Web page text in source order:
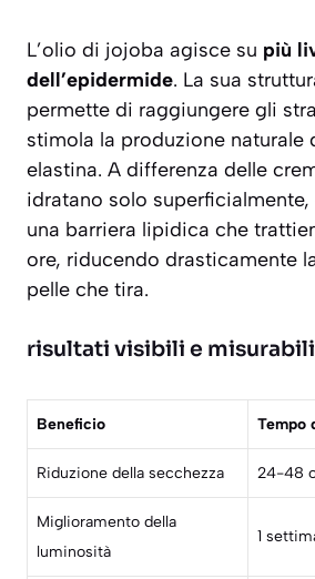
L’olio di jojoba agisce su più
dell’epidermide. La sua
permette di raggiungere gli
stimola la produzione naturale
elastina. A differenza delle
idratano solo
una barriera lipidica che
ore, riducendo drasticamente
pelle che tira.
risultati visibili e misurabili
Beneficio Tempo
Riduzione della secchezza 24-48
Miglioramento della
luminosità
1